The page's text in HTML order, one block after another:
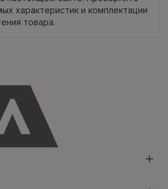
характеристик и комплектации
товара.